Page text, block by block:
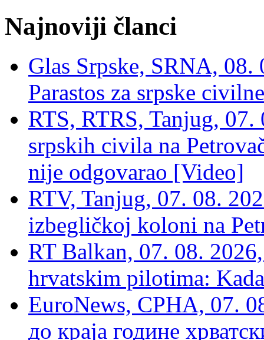
Najnoviji članci
Glas Srpske, SRNA,
Parastos za srpske
RTS, RTRS, Tanjug,
srpskih civila na
nije odgovarao [Video]
RTV, Tanjug, 07. 08.
izbegličkoj koloni na
RT Balkan, 07. 08.
hrvatskim pilotima:
EuroNews, СРНА, 07.
до краја године